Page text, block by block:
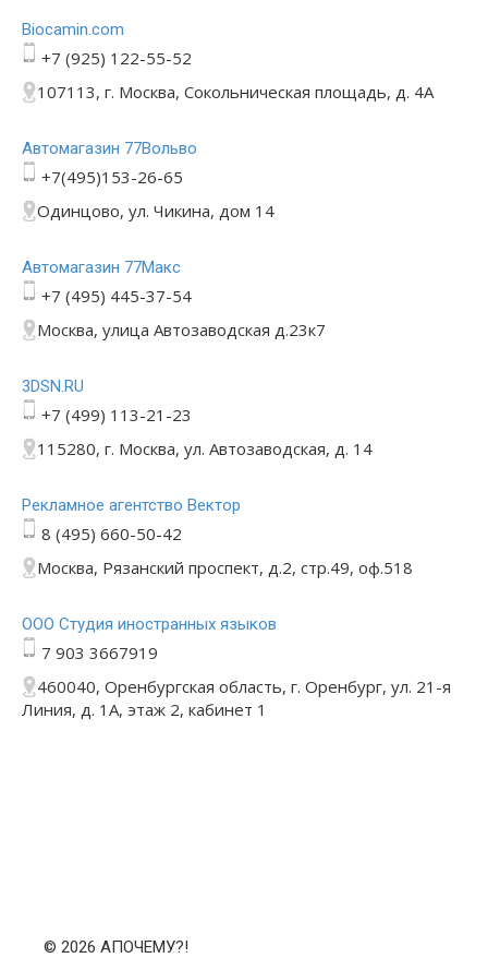
Bioсamin.com
+7 (925) 122-55-52
107113, г. Москва, Сокольническая площадь, д. 4А
Автомагазин 77Вольво
+7(495)153-26-65
Одинцово, ул. Чикина, дом 14
Автомагазин 77Макс
+7 (495) 445-37-54
Москва, улица Автозаводская д.23к7
3DSN.RU
+7 (499) 113-21-23
115280, г. Москва, ул. Автозаводская, д. 14
Рекламное агентство Вектор
8 (495) 660-50-42
Москва, Рязанский проспект, д.2, стр.49, оф.518
ООО Студия иностранных языков
7 903 3667919
460040, Оренбургская область, г. Оренбург, ул. 21-я
Линия, д. 1А, этаж 2, кабинет 1
© 2026 АПОЧЕМУ?!